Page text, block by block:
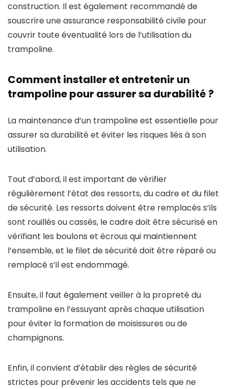
construction. Il est également recommandé de
souscrire une assurance responsabilité civile pour
couvrir toute éventualité lors de l’utilisation du
trampoline.
Comment installer et entretenir un
trampoline pour assurer sa durabilité ?
La maintenance d’un trampoline est essentielle pour
assurer sa durabilité et éviter les risques liés à son
utilisation.
Tout d’abord, il est important de vérifier
régulièrement l’état des ressorts, du cadre et du filet
de sécurité. Les ressorts doivent être remplacés s’ils
sont rouillés ou cassés, le cadre doit être sécurisé en
vérifiant les boulons et écrous qui maintiennent
l’ensemble, et le filet de sécurité doit être réparé ou
remplacé s’il est endommagé.
Ensuite, il faut également veiller à la propreté du
trampoline en l’essuyant après chaque utilisation
pour éviter la formation de moisissures ou de
champignons.
Enfin, il convient d’établir des règles de sécurité
strictes pour prévenir les accidents tels que ne